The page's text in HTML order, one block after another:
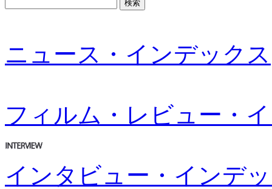
ニュース・インデックス
フィルム・レビュー・
インタビュー・インデ